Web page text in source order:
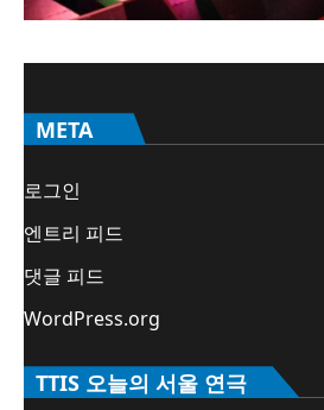
META
로그인
엔트리 피드
댓글 피드
WordPress.org
TTIS 오늘의 서울 연극